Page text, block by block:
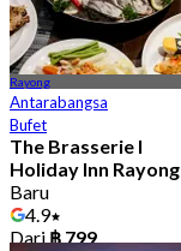
Rayong
Antarabangsa
Bufet
The Brasserie l
Holiday Inn Rayong
Baru
4.9
Dari฿ 799